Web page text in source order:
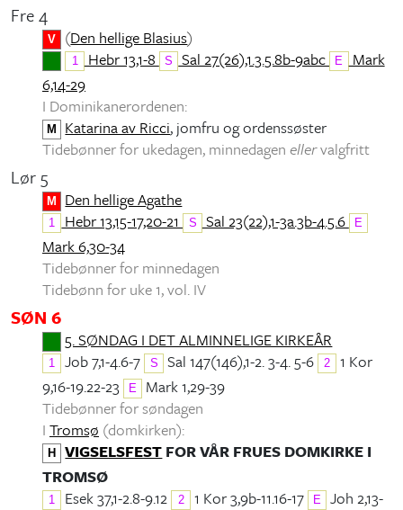
Fre 4
V (Den hellige Blasius)
1 Hebr 13,1-8 S Sal 27(26),1.3.5.8b-9abc E Mark
6,14-29
I Dominikanerordenen:
M Katarina av Ricci, jomfru og ordenssøster
Tidebønner for ukedagen, minnedagen ellervalgfritt
Lør 5
M Den hellige Agathe
1 Hebr 13,15-17,20-21 S Sal 23(22),1-3a.3b-4.5.6 E
Mark 6,30-34
Tidebønner for minnedagen
Tidebønn for uke 1, vol. IV
SØN 6
5. SØNDAG I DET ALMINNELIGE KIRKEÅR
1 Job 7,1-4.6-7 S Sal 147(146),1-2. 3-4. 5-6 2
1 Kor
9,16-19.22-23
E
Mark 1,29-39
Tidebønner for søndagen
I Tromsø (domkirken):
H VIGSELSFEST FOR VÅR FRUES DOMKIRKE I
TROMSØ
1 Esek 37,1-2.8-9.12 2 1 Kor 3,9b-11.16-17 E
Joh 2,13-